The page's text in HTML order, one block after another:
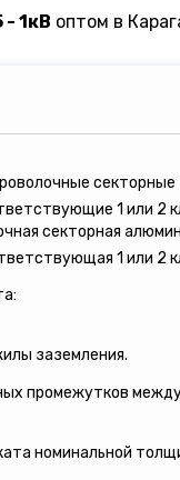
- 1кВ оптом в
1 или 2
секторная
1 или 2
заземления.
промежутков
номинальной